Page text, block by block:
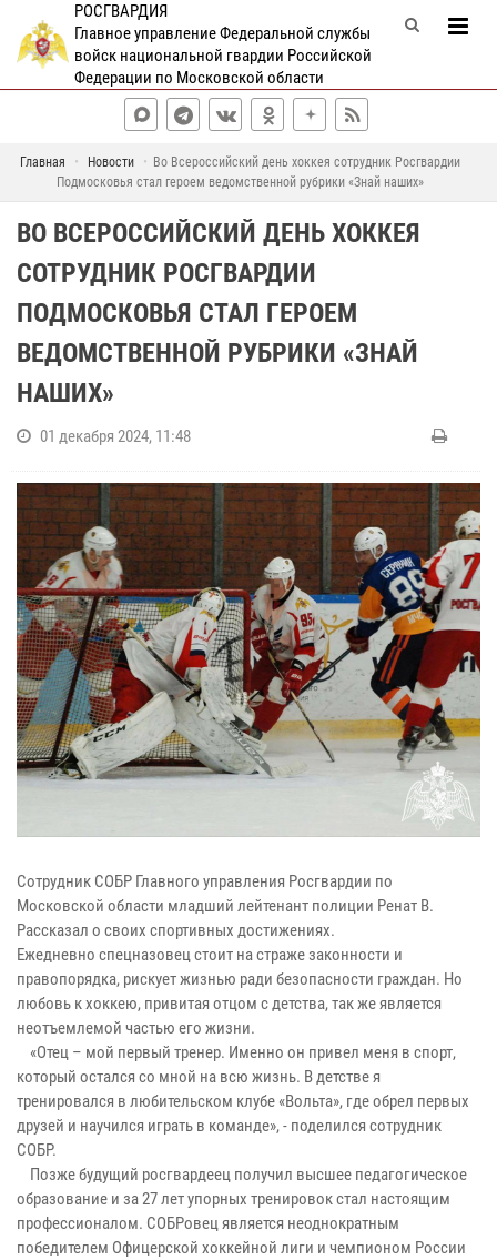
РОСГВАРДИЯ
Главное управление Федеральной службы
войск национальной гвардии Российской
Федерации по Московской области
Главная Новости
Во Всероссийский день хоккея сотрудник Росгвардии
Подмосковья стал героем ведомственной рубрики «Знай наших»
ВО ВСЕРОССИЙСКИЙ ДЕНЬ ХОККЕЯ
СОТРУДНИК РОСГВАРДИИ
ПОДМОСКОВЬЯ СТАЛ ГЕРОЕМ
ВЕДОМСТВЕННОЙ РУБРИКИ «ЗНАЙ
НАШИХ»
01 декабря 2024, 11:48
Сотрудник СОБР Главного управления Росгвардии по
Московской области младший лейтенант полиции Ренат В.
Рассказал о своих спортивных достижениях.
Ежедневно спецназовец стоит на страже законности и
правопорядка, рискует жизнью ради безопасности граждан. Но
любовь к хоккею, привитая отцом с детства, так же является
неотъемлемой частью его жизни.
«Отец – мой первый тренер. Именно он привел меня в спорт,
который остался со мной на всю жизнь. В детстве я
тренировался в любительском клубе «Вольта», где обрел первых
друзей и научился играть в команде», - поделился сотрудник
СОБР.
Позже будущий росгвардеец получил высшее педагогическое
образование и за 27 лет упорных тренировок стал настоящим
профессионалом. СОБРовец является неоднократным
победителем Офицерской хоккейной лиги и чемпионом России